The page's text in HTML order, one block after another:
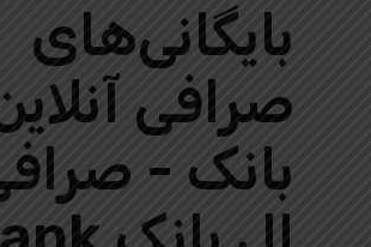
بایگانی‌های
صرافی
بانک -